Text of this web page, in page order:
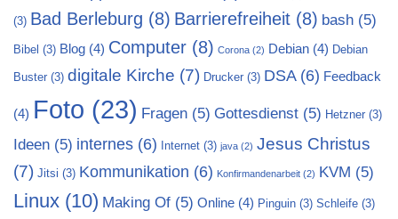
(3) Bad Berleburg (8) Barrierefreiheit (8) bash (5)
Bibel (3) Blog (4) Computer (8) Corona (2) Debian (4) Debian
Buster (3) digitale Kirche (7) Drucker (3) DSA(6) Feedback
(4) Foto (23) Fragen (5) Gottesdienst (5) Hetzner (3)
Ideen (5) internes (6) Internet (3) java (2) Jesus Christus
(7) Jitsi (3) Kommunikation (6) Konfirmandenarbeit (2) KVM (5)
Linux (10) Making Of (5) Online (4) Pinguin (3) Schleife (3)